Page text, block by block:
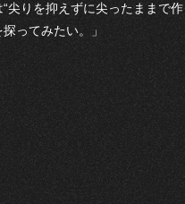
尖りを抑えずに尖ったままで
ってみたい。」